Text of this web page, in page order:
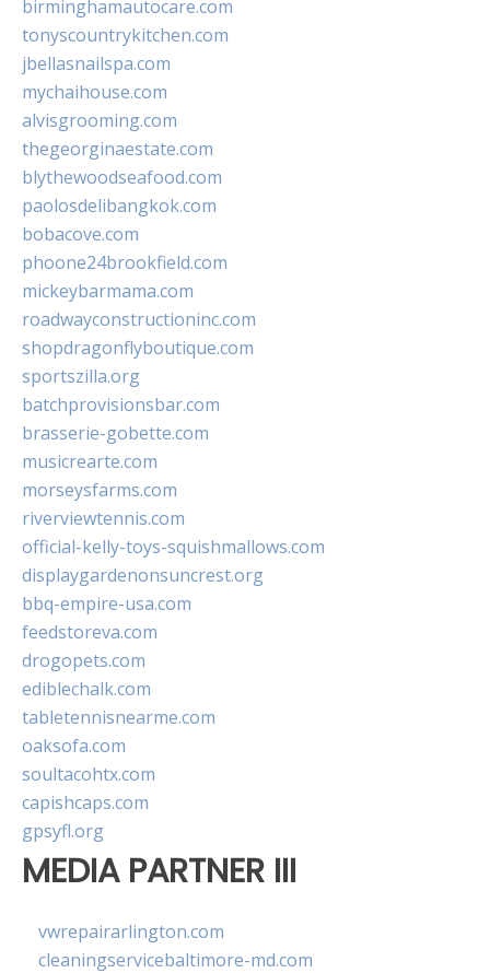
birminghamautocare.com
tonyscountrykitchen.com
jbellasnailspa.com
mychaihouse.com
alvisgrooming.com
thegeorginaestate.com
blythewoodseafood.com
paolosdelibangkok.com
bobacove.com
phoone24brookfield.com
mickeybarmama.com
roadwayconstructioninc.com
shopdragonflyboutique.com
sportszilla.org
batchprovisionsbar.com
brasserie-gobette.com
musicrearte.com
morseysfarms.com
riverviewtennis.com
official-kelly-toys-squishmallows.com
displaygardenonsuncrest.org
bbq-empire-usa.com
feedstoreva.com
drogopets.com
ediblechalk.com
tabletennisnearme.com
oaksofa.com
soultacohtx.com
capishcaps.com
gpsyfl.org
MEDIA PARTNER III
vwrepairarlington.com
cleaningservicebaltimore-md.com